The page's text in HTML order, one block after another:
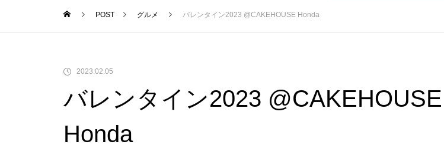
NEW OPEN グルメ ビューティー ショッピング
れたくなる「REO」
KOMACHI」
WE LOVE PET♡柴三郎・櫻子・
のある暮らし
【NEWOPEN】たいやきが主役。
【
愛隣
POST グルメ バレンタイン2023 @CAKEHOUSE Honda
2023.02.05
バレンタイン2023 @CAKEHOUSE
Honda